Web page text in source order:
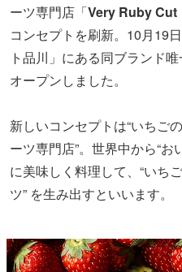
ーツ専門店「Very Ruby Cut
コンセプトを刷新。10月19
ト品川」にある同ブランド
オープンしました。
新しいコンセプトは“いちご
ーツ専門店”。世界中から“
に美味しく料理して、“いち
ツ” を生み出すといいます。